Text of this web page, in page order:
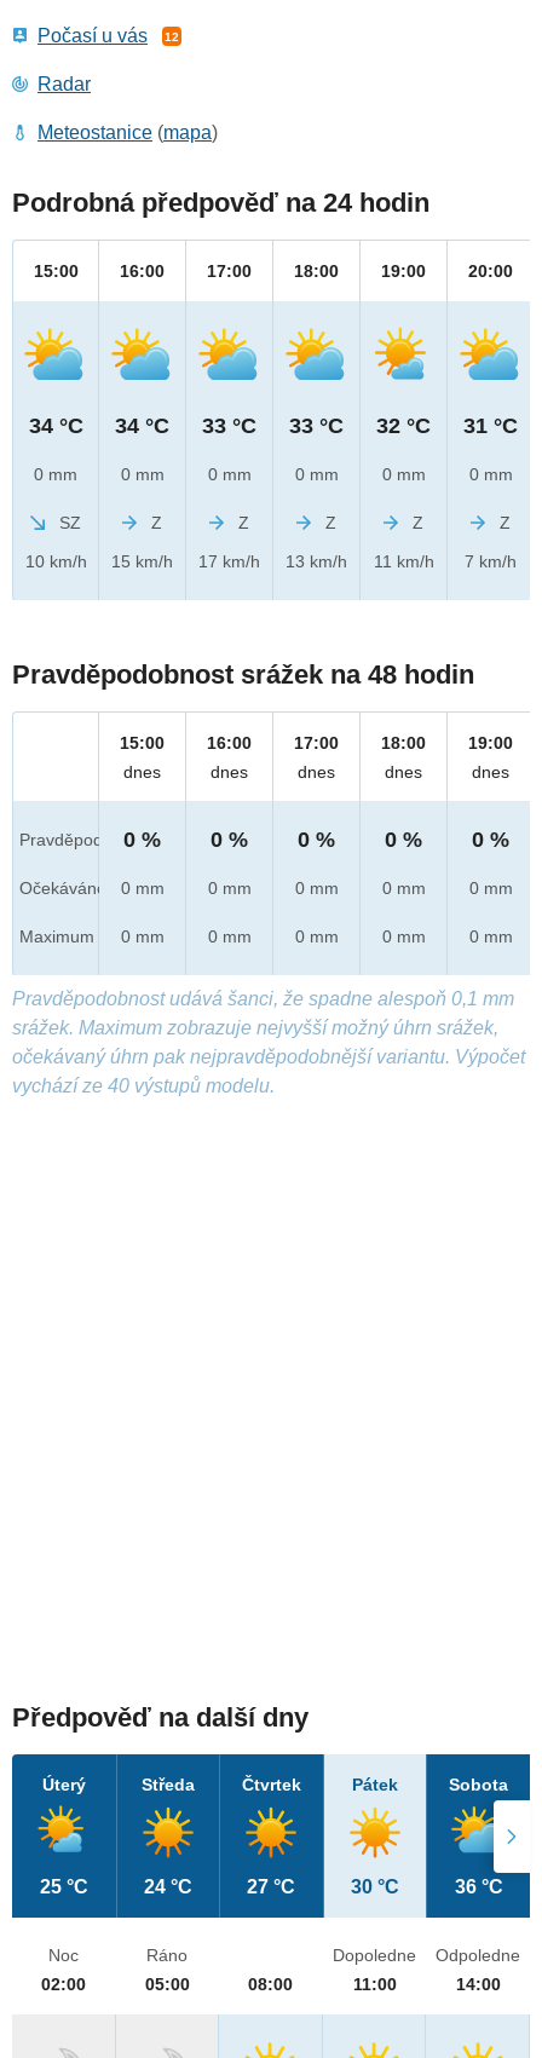
Počasí u vás 12
Radar
Meteostanice (mapa)
Podrobná předpověď na 24 hodin
15:00
34 °C
0 mm
SZ
10 km/h
16:00
34 °C
0 mm
Z
15 km/h
17:00
33 °C
0 mm
Z
17 km/h
18:00
33 °C
0 mm
Z
13 km/h
19:00
32 °C
0 mm
Z
11 km/h
20:00
31 °C
0 mm
Z
7 km/h
Pravděpodobnost srážek na 48 hodin
Pravděpod.
Očekáváno
Maximum
15:00
dnes
0 %
0 mm
0 mm
16:00
dnes
0 %
0 mm
0 mm
17:00
dnes
0 %
0 mm
0 mm
18:00
dnes
0 %
0 mm
0 mm
19:00
dnes
0 %
0 mm
0 mm
Pravděpodobnost udává šanci, že spadne alespoň 0,1 mm
srážek. Maximum zobrazuje nejvyšší možný úhrn srážek,
očekávaný úhrn pak nejpravděpodobnější variantu. Výpočet
vychází ze 40 výstupů modelu.
Předpověď na další dny
Úterý
25 °C
Středa
24 °C
Čtvrtek
27 °C
Pátek
30 °C
Sobota
36 °C
Noc
02:00
Ráno
05:00
08:00
Dopoledne
11:00
Odpoledne
14:00